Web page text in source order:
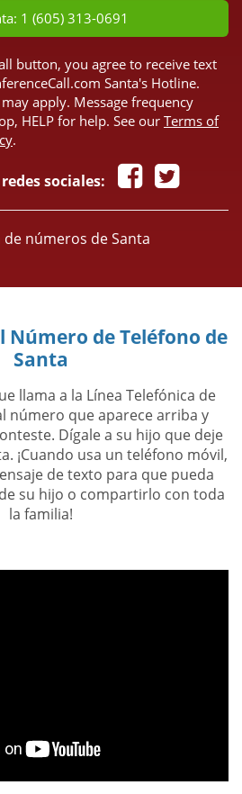
1 (605) 313-0691
button, you agree to receive text
Santa's Hotline.
apply. Message frequency
HELP for help. See our Terms of
.
sociales:
de números de Santa
Número de Teléfono de
Santa
llama a la Línea Telefónica de
número que aparece arriba y
Dígale a su hijo que deje
¡Cuando usa un teléfono móvil,
de texto para que pueda
su hijo o compartirlo con toda
la familia!